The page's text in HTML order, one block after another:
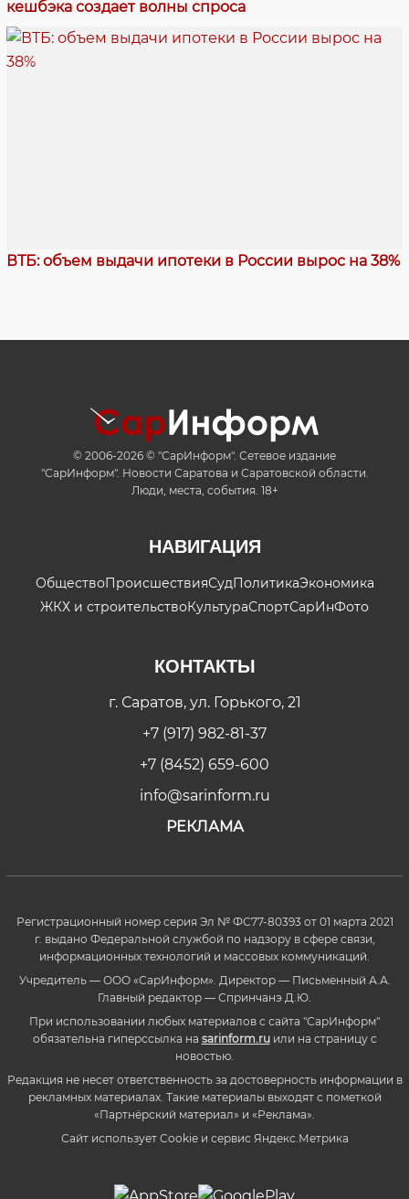
кешбэка создает волны спроса
ВТБ: объем выдачи ипотеки в России вырос на 38%
© 2006-2026 © "СарИнформ". Сетевое издание
"СарИнформ". Новости Саратова и Саратовской области.
Люди, места, события. 18+
НАВИГАЦИЯ
ОбществоПроисшествияСудПолитикаЭкономика
ЖКХ и строительствоКультураСпортСарИнФото
КОНТАКТЫ
г. Саратов, ул. Горького, 21
+7 (917) 982-81-37
+7 (8452) 659-600
info@sarinform.ru
РЕКЛАМА
Регистрационный номер серия Эл № ФС77-80393 от 01 марта 2021
г. выдано Федеральной службой по надзору в сфере связи,
информационных технологий и массовых коммуникаций.
Учредитель — ООО «СарИнформ». Директор — Письменный А.А.
Главный редактор — Спринчанэ Д.Ю.
При использовании любых материалов с сайта "СарИнформ"
обязательна гиперссылка на sarinform.ruили на страницу с
новостью.
Редакция не несет ответственность за достоверность информации в
рекламных материалах. Такие материалы выходят с пометкой
«Партнёрский материал» и «Реклама».
Сайт использует Cookie и сервиc Яндекс.Метрика